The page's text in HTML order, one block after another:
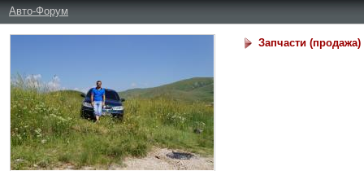
Авто-Форум
Запчасти (продажа)